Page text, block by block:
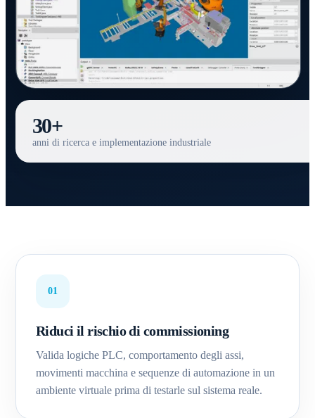
30+
anni di ricerca e implementazione industriale
01
Riduci il rischio di commissioning
Valida logiche PLC, comportamento degli assi,
movimenti macchina e sequenze di automazione in un
ambiente virtuale prima di testarle sul sistema reale.